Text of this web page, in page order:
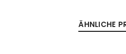
ÄHNLICHE